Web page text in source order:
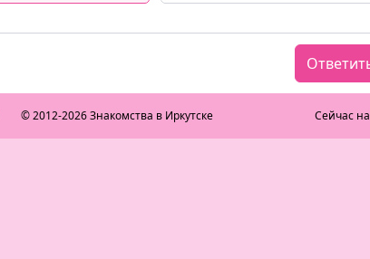
© 2012-2026 Знакомства в Иркутске Сейчас